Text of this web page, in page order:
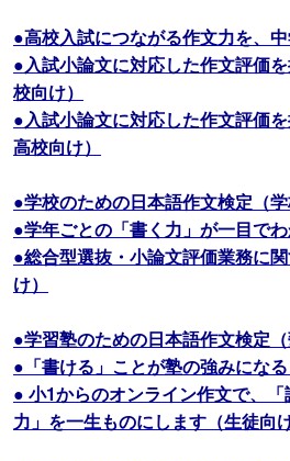
●高校入試につながる作文力を、
●入試小論文に対応した作文評価
校向け）
●入試小論文に対応した作文評価
高校向け）
●学校のための日本語作文検定（学
●学年ごとの「書く力」が一目でわ
●総合型選抜・小論文評価業務に
け）
●学習塾のための日本語作文検定（
●「書ける」ことが塾の強みになる
● 小1からのオンライン作文で、
力」を一生ものにします（生徒向け